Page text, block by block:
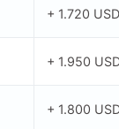
+ 1.720 USD
+ 1.950
+ 1.800